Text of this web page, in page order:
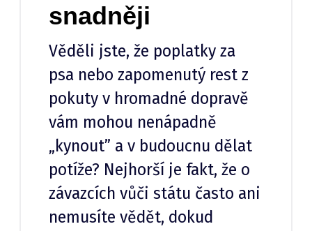
snadněji
Věděli jste, že poplatky za
psa nebo zapomenutý rest z
pokuty v hromadné dopravě
vám mohou nenápadně
„kynout” a v budoucnu dělat
potíže? Nejhorší je fakt, že o
závazcích vůči státu často ani
nemusíte vědět, dokud